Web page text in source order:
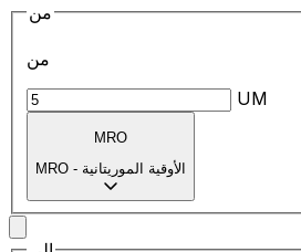
من
من
UM
MRO
MRO - الأوقية الموريتانية